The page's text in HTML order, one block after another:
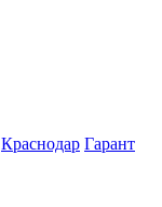
Краснодар Гарант